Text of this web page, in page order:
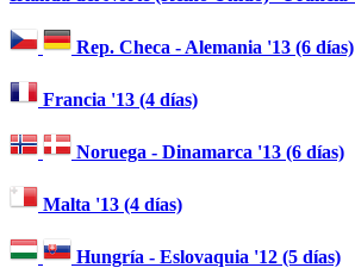
Rep. Checa - Alemania '13 (6 días)
Francia '13 (4 días)
Noruega - Dinamarca '13 (6 días)
Malta '13 (4 días)
Hungría - Eslovaquia '12 (5 días)